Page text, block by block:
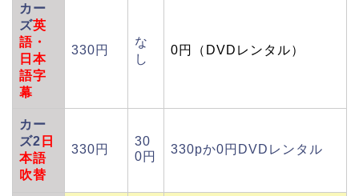
カー
ズ英
語 ・
日本
語字
幕
330円
な
し
0円（DVDレンタル）
カー
ズ2 日
本語
吹替
330円
30
0円
330pか0円DVDレンタル